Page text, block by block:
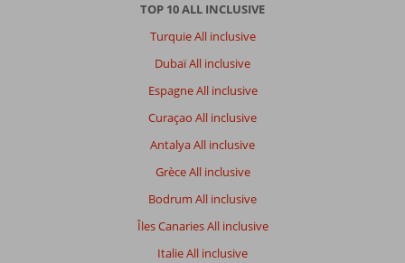
TOP 10 ALL INCLUSIVE
Turquie All inclusive
Dubaï All inclusive
Espagne All inclusive
Curaçao All inclusive
Antalya All inclusive
Grèce All inclusive
Bodrum All inclusive
Îles Canaries All inclusive
Italie All inclusive